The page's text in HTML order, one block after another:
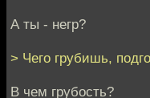
А ты - негр?
> Чего грубишь,
В чем грубость?